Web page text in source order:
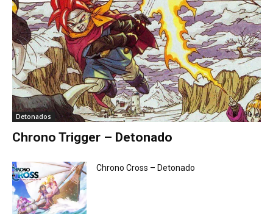
Detonados
Chrono Trigger – Detonado
Chrono Cross – Detonado